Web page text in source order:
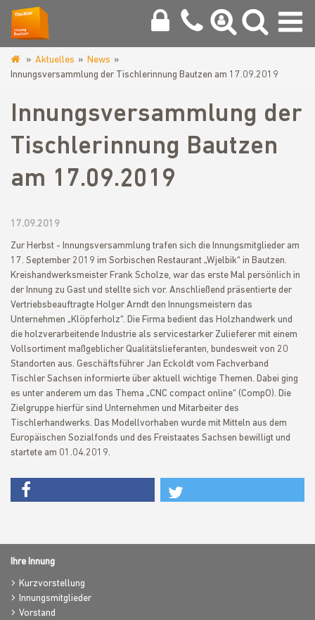
www.tischlerinnung-
Aktuelles
News
Innungsversammlung der Tischlerinnung Bautzen am 17.09.2019
Innungsversammlung der
Tischlerinnung Bautzen
am 17.09.2019
17.09.2019
Zur Herbst - Innungsversammlung trafen sich die Innungsmitglieder am
17. September 2019 im Sorbischen Restaurant „Wjelbik“ in Bautzen.
Kreishandwerksmeister Frank Scholze, war das erste Mal persönlich in
der Innung zu Gast und stellte sich vor. Anschließend präsentierte der
Vertriebsbeauftragte Holger Arndt den Innungsmeistern das
Unternehmen „Klöpferholz“. Die Firma bedient das Holzhandwerk und
die holzverarbeitende Industrie als servicestarker Zulieferer mit einem
Vollsortiment maßgeblicher Qualitätslieferanten, bundesweit von 20
Standorten aus. Geschäftsführer Jan Eckoldt vom Fachverband
Tischler Sachsen informierte über aktuell wichtige Themen. Dabei ging
es unter anderem um das Thema „CNC compact online“ (CompO). Die
Zielgruppe hierfür sind Unternehmen und Mitarbeiter des
Tischlerhandwerks. Das Modellvorhaben wurde mit Mitteln aus dem
Europäischen Sozialfonds und des Freistaates Sachsen bewilligt und
startete am 01.04.2019.
Ihre Innung
Kurzvorstellung
Innungsmitglieder
Vorstand